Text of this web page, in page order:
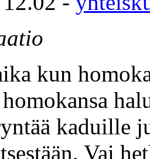
kun
kaduille
Vai